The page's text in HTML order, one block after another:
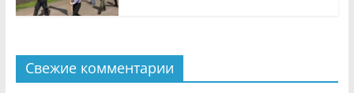
Свежие комментарии